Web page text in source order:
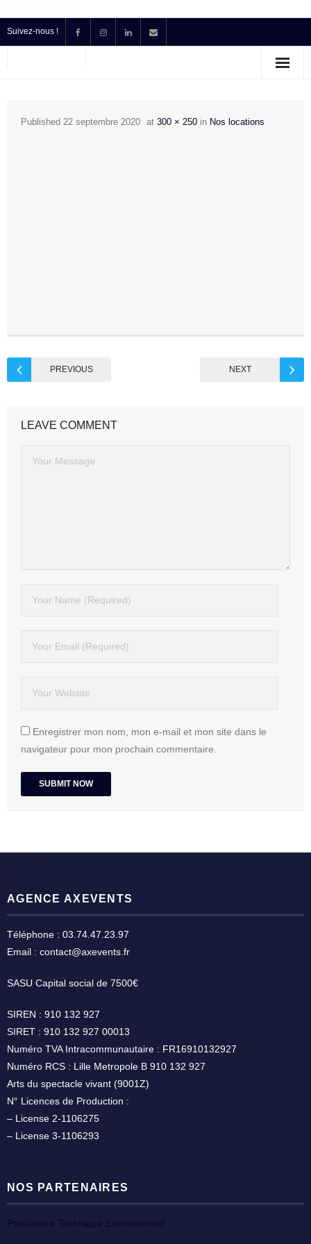
Suivez-nous !
Prestataire Technique Événementiel
Published 22 septembre 2020 at 300 × 250 in Nos locations
PREVIOUS NEXT
LEAVE COMMENT
Enregistrer mon nom, mon e-mail et mon site dans le
navigateur pour mon prochain commentaire.
AGENCE AXEVENTS
Téléphone : 03.74.47.23.97
Email : contact@axevents.fr
SASU Capital social de 7500€
SIREN : 910 132 927
SIRET : 910 132 927 00013
Numéro TVA Intracommunautaire : FR16910132927
Numéro RCS : Lille Metropole B 910 132 927
Arts du spectacle vivant (9001Z)
N° Licences de Production :
– License 2-1106275
– License 3-1106293
NOS PARTENAIRES